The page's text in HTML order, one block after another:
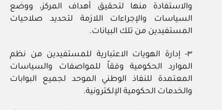
والاستفادة منها لتحقيق أهداف المركز، ووضع
السياسات والإجراءات اللازمة لتحديد صلاحيات
المستفيدين من تلك البيانات.
٣- إدارة الهويات الاعتبارية للمستفيدين من نظم
الموارد الحكومية وفقاً للمواصفات والسياسات
المعتمدة للنفاذ الوطني الموحد لجميع البوابات
والخدمات الحكومية الإلكترونية.